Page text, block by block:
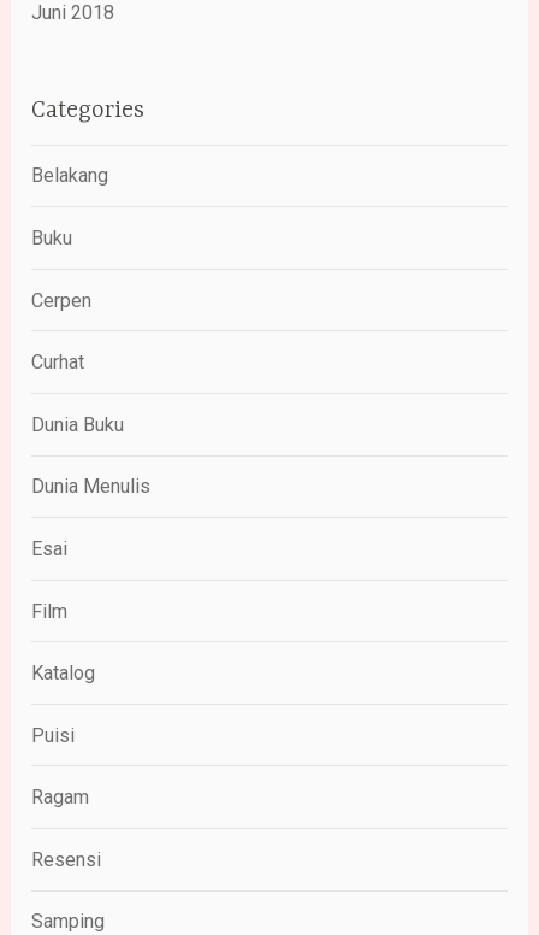
Juni 2018
Categories
Belakang
Buku
Cerpen
Curhat
Dunia Buku
Dunia Menulis
Esai
Film
Katalog
Puisi
Ragam
Resensi
Samping